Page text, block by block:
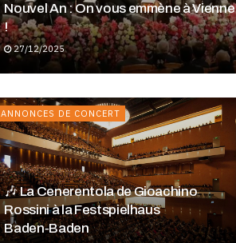
Nouvel An : On vous emmène à Vienne
!
27/12/2025
ANNONCES DE CONCERT
🎶 La Cenerentola de Gioachino
Rossini à la Festspielhaus
Baden‑Baden